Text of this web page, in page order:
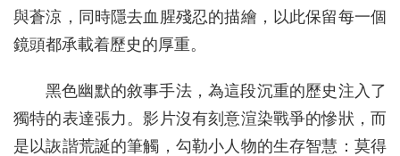
與蒼涼，同時隱去血腥殘忍的描繪，以此保留每一個
鏡頭都承載着歷史的厚重。
黑色幽默的敘事手法，為這段沉重的歷史注入了
獨特的表達張力。影片沒有刻意渲染戰爭的慘狀，而
是以詼諧荒誕的筆觸，勾勒小人物的生存智慧：莫得